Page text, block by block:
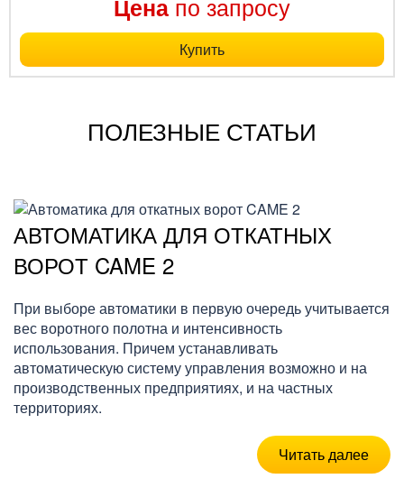
Цена
Купить
ПОЛЕЗНЫЕ СТАТЬИ
АВТОМАТИКА ДЛЯ ОТКАТНЫХ
ВОРОТ CAME 2
При выборе автоматики в первую очередь учитывается
вес воротного полотна и интенсивность
использования. Причем устанавливать
автоматическую систему управления возможно и на
производственных предприятиях, и на частных
территориях.
Читать далее